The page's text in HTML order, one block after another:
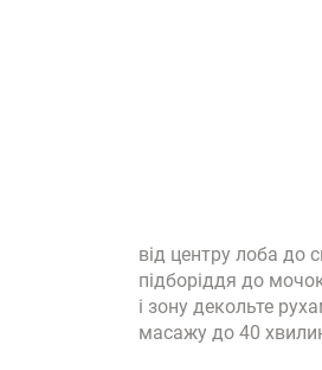
від центру лоба до
підборіддя до
і зону декольте
масажу до 40